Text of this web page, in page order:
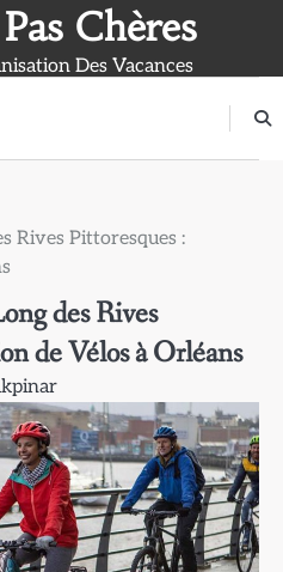
Chères
Des Vacances
Rives Pittoresques :
des Rives
de Vélos à Orléans